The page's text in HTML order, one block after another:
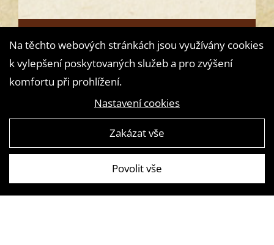
Přečtěte si
Na těchto webových stránkách jsou využívány cookies
k vylepšení poskytovaných služeb a pro zvýšení
komfortu při prohlížení.
Nastavení cookies
Zakázat vše
Povolit vše